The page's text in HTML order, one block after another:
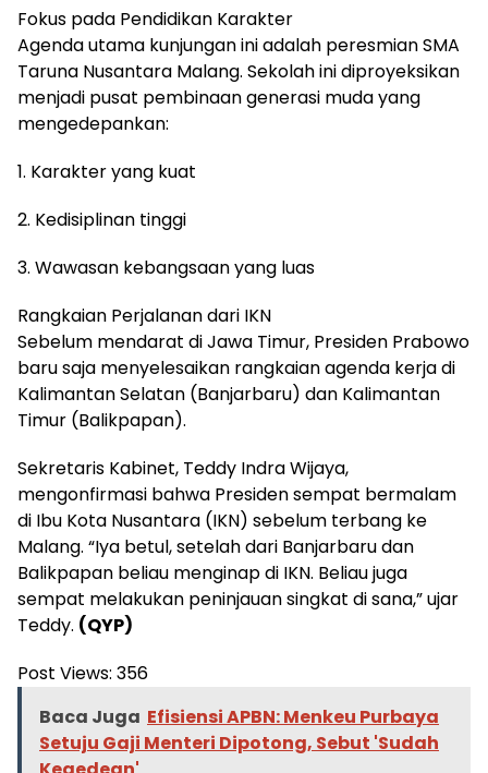
Fokus pada Pendidikan Karakter
Agenda utama kunjungan ini adalah peresmian SMA
Taruna Nusantara Malang. Sekolah ini diproyeksikan
menjadi pusat pembinaan generasi muda yang
mengedepankan:
1. Karakter yang kuat
2. Kedisiplinan tinggi
3. Wawasan kebangsaan yang luas
Rangkaian Perjalanan dari IKN
Sebelum mendarat di Jawa Timur, Presiden Prabowo
baru saja menyelesaikan rangkaian agenda kerja di
Kalimantan Selatan (Banjarbaru) dan Kalimantan
Timur (Balikpapan).
Sekretaris Kabinet, Teddy Indra Wijaya,
mengonfirmasi bahwa Presiden sempat bermalam
di Ibu Kota Nusantara (IKN) sebelum terbang ke
Malang. “Iya betul, setelah dari Banjarbaru dan
Balikpapan beliau menginap di IKN. Beliau juga
sempat melakukan peninjauan singkat di sana,” ujar
Teddy. (QYP)
Post Views: 356
Baca Juga Efisiensi APBN: Menkeu Purbaya
Setuju Gaji Menteri Dipotong, Sebut 'Sudah